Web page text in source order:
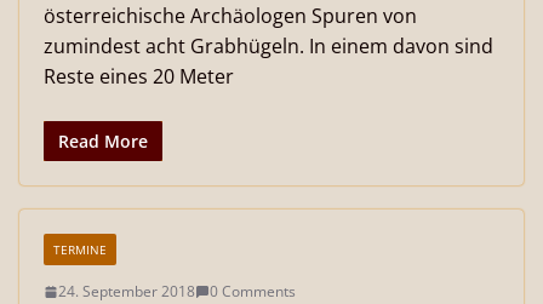
österreichische Archäologen Spuren von
zumindest acht Grabhügeln. In einem davon sind
Reste eines 20 Meter
Read More
TERMINE
24. September 2018 0 Comments